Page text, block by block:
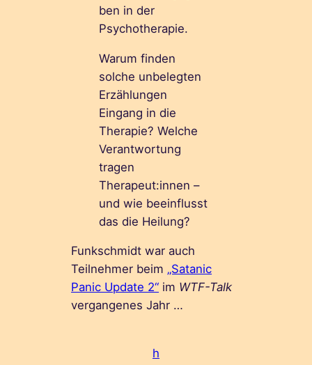
ben in der
Psychotherapie.
Warum finden
solche unbelegten
Erzählungen
Eingang in die
Therapie? Welche
Verantwortung
tragen
Therapeut:innen –
und wie beeinflusst
das die Heilung?
Funkschmidt war auch
Teilnehmer beim „Satanic
Panic Update 2“ im WTF-Talk
vergangenes Jahr …
h